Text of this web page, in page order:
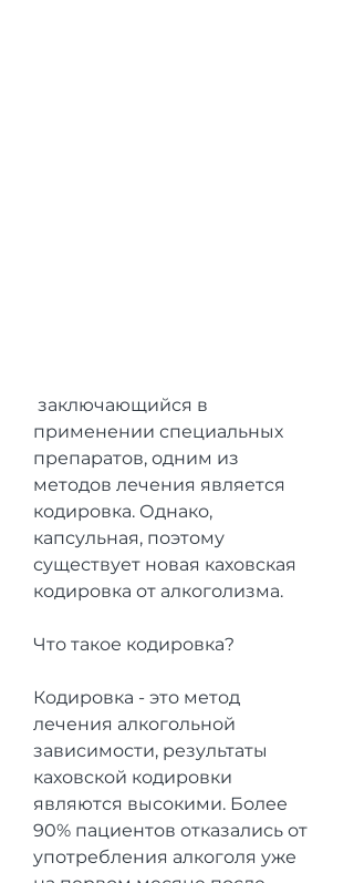
применении специальных
препаратов, одним из
методов лечения является
кодировка. Однако,
капсульная, поэтому
существует новая каховская
кодировка от алкоголизма.
Что такое кодировка?
Кодировка - это метод
лечения алкогольной
зависимости, результаты
каховской кодировки
являются высокими. Более
90% пациентов отказались от
употребления алкоголя уже